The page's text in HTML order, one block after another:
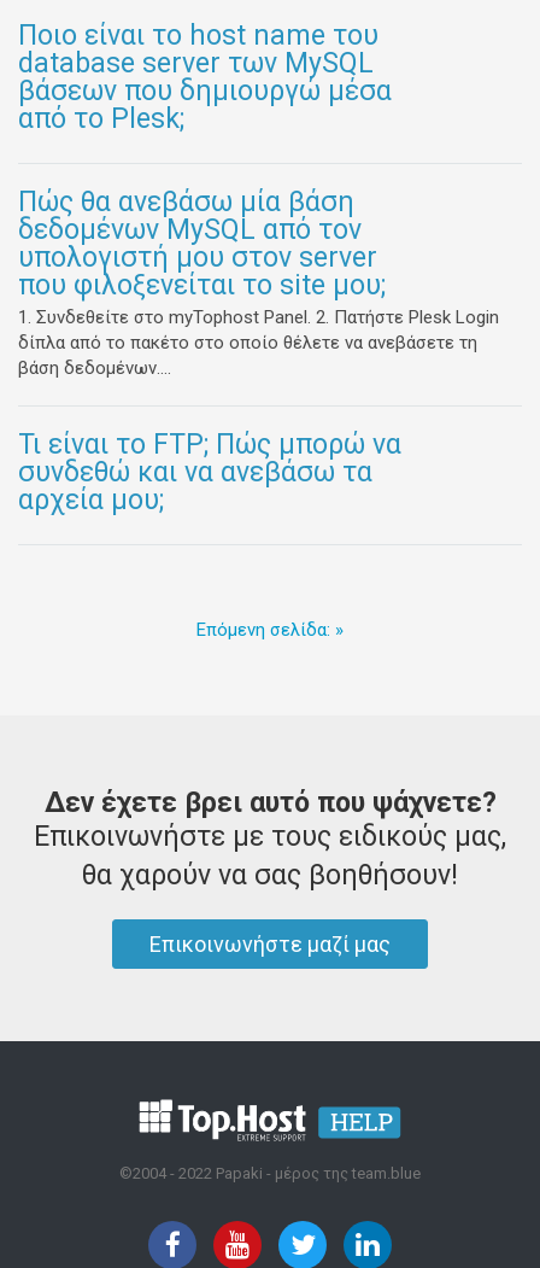
Ποιο είναι το host name του
database server των MySQL
βάσεων που δημιουργώ μέσα
από το Plesk;
Πώς θα ανεβάσω μία βάση
δεδομένων MySQL από τον
υπολογιστή μου στον server
που φιλοξενείται το site μου;
1. Συνδεθείτε στο myTophost Panel. 2. Πατήστε Plesk Login
δίπλα από το πακέτο στο οποίο θέλετε να ανεβάσετε τη
βάση δεδομένων....
Τι είναι το FTP; Πώς μπορώ να
συνδεθώ και να ανεβάσω τα
αρχεία μου;
Επόμενη σελίδα: »
Δεν έχετε βρει αυτό που ψάχνετε?
Επικοινωνήστε με τους ειδικούς μας,
θα χαρούν να σας βοηθήσουν!
Επικοινωνήστε μαζί μας
©2004 - 2022 Papaki - μέρος της team.blue